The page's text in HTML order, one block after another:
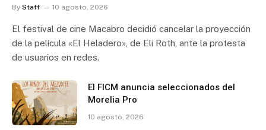
By Staff 10 agosto, 2026
El festival de cine Macabro decidió cancelar la proyección
de la película «El Heladero», de Eli Roth, ante la protesta
de usuarios en redes.
El FICM anuncia seleccionados del
Morelia Pro
10 agosto, 2026